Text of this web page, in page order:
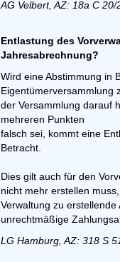
AG Velbert, AZ: 18a C
Entlastung des
Jahresabrechnung?
Wird eine Abstimmung in
Eigentümerversammlung
der Versammlung darauf
mehreren Punkten
falsch sei, kommt eine
Betracht.
Dies gilt auch für den
nicht mehr erstellen
Verwaltung zu
unrechtmäßige
LG Hamburg, AZ: 318 S